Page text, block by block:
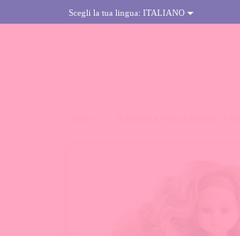
Scegli la tua lingua: ITALIANO